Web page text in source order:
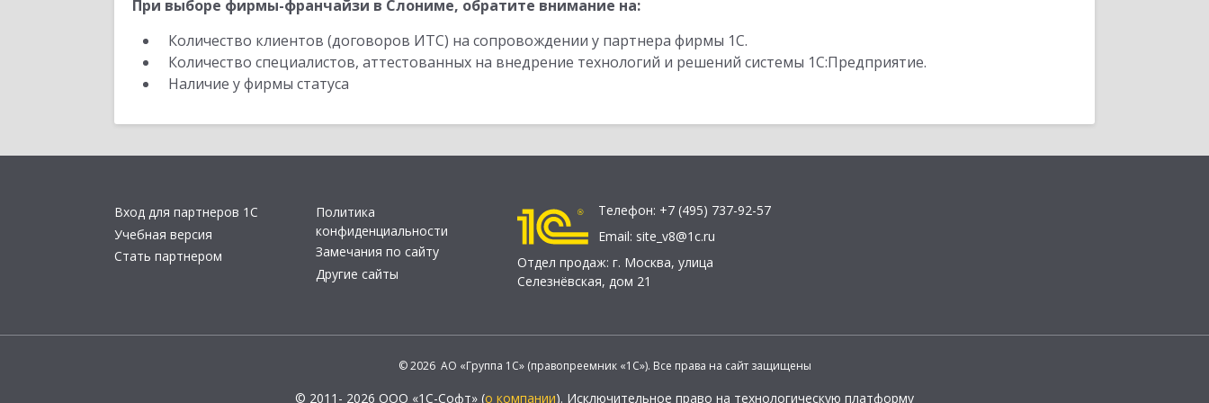
При выборе фирмы-франчайзи в Слониме, обратите внимание на:
Количество клиентов (договоров ИТС) на сопровождении у партнера фирмы 1С.
Количество специалистов, аттестованных на внедрение технологий и решений системы 1С:Предприятие.
Наличие у фирмы статуса
Вход для партнеров 1С
Учебная версия
Стать партнером
Политика
конфиденциальности
Замечания по сайту
Другие сайты
Телефон: +7 (495) 737-92-57
Email: site_v8@1c.ru
Отдел продаж: г. Москва, улица
Селезнёвская, дом 21
© 2026 АО «Группа 1С» (правопреемник «1С»). Все права на сайт защищены
© 2011- 2026 ООО «1С-Софт» (о компании). Исключительное право на технологическую платформу